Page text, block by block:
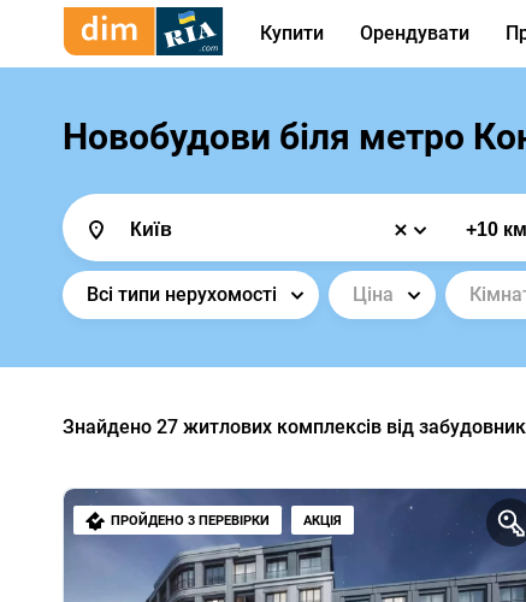
Купити Орендувати
Новобудови біля метро
Всі типи нерухомості Ціна
Знайдено 27 житлових комплексів від
ПРОЙДЕНО 3 ПЕРЕВІРКИ АКЦІЯ